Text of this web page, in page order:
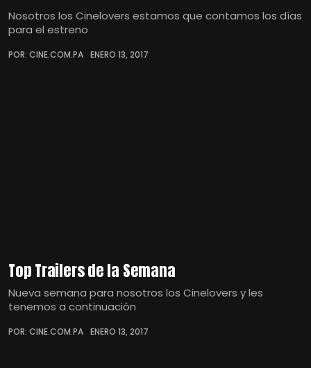
Nosotros los Cinelovers estamos que contamos los días
para el estreno
POR: CINE.COM.PA ENERO 13, 2017
Top Trailers de la Semana
Nueva semana para nosotros los Cinelovers y les
tenemos a continuación
POR: CINE.COM.PA ENERO 13, 2017